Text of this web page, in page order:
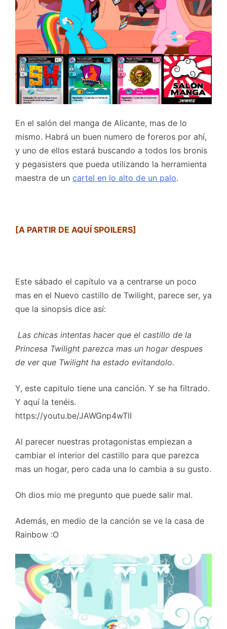
En el salón del manga de Alicante, mas de lo
mismo. Habrá un buen numero de foreros por ahí,
y uno de ellos estará buscando a todos los bronis
y pegasisters que pueda utilizando la herramienta
maestra de un cartel en lo alto de un palo.
[A PARTIR DE AQUÍ SPOILERS]
Este sábado el capítulo va a centrarse un poco
mas en el Nuevo castillo de Twilight, parece ser, ya
que la sinopsis dice así:
Las chicas intentas hacer que el castillo de la
Princesa Twilight parezca mas un hogar despues
de ver que Twilight ha estado evitandolo.
Y, este capitulo tiene una canción. Y se ha filtrado.
Y aquí la tenéis.
https://youtu.be/JAWGnp4wTlI
Al parecer nuestras protagonistas empiezan a
cambiar el interior del castillo para que parezca
mas un hogar, pero cada una lo cambia a su gusto.
Oh dios mio me pregunto que puede salir mal.
Además, en medio de la canción se ve la casa de
Rainbow :O